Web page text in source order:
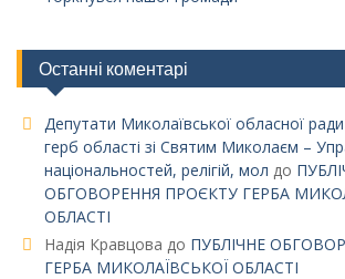
Останні коментарі
Депутати Миколаївської обласної
герб області зі Святим Миколаєм –
національностей, релігій, мол до
ОБГОВОРЕННЯ ПРОЄКТУ ГЕРБА
ОБЛАСТІ
Надія Кравцова до ПУБЛІЧНЕ
ГЕРБА МИКОЛАЇВСЬКОЇ ОБЛАСТІ